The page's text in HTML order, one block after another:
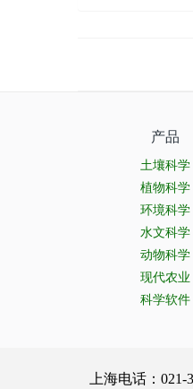
产品
土壤科学
植物科学
环境科学
水文科学
动物科学
现代农业
科学软件
上海电话：